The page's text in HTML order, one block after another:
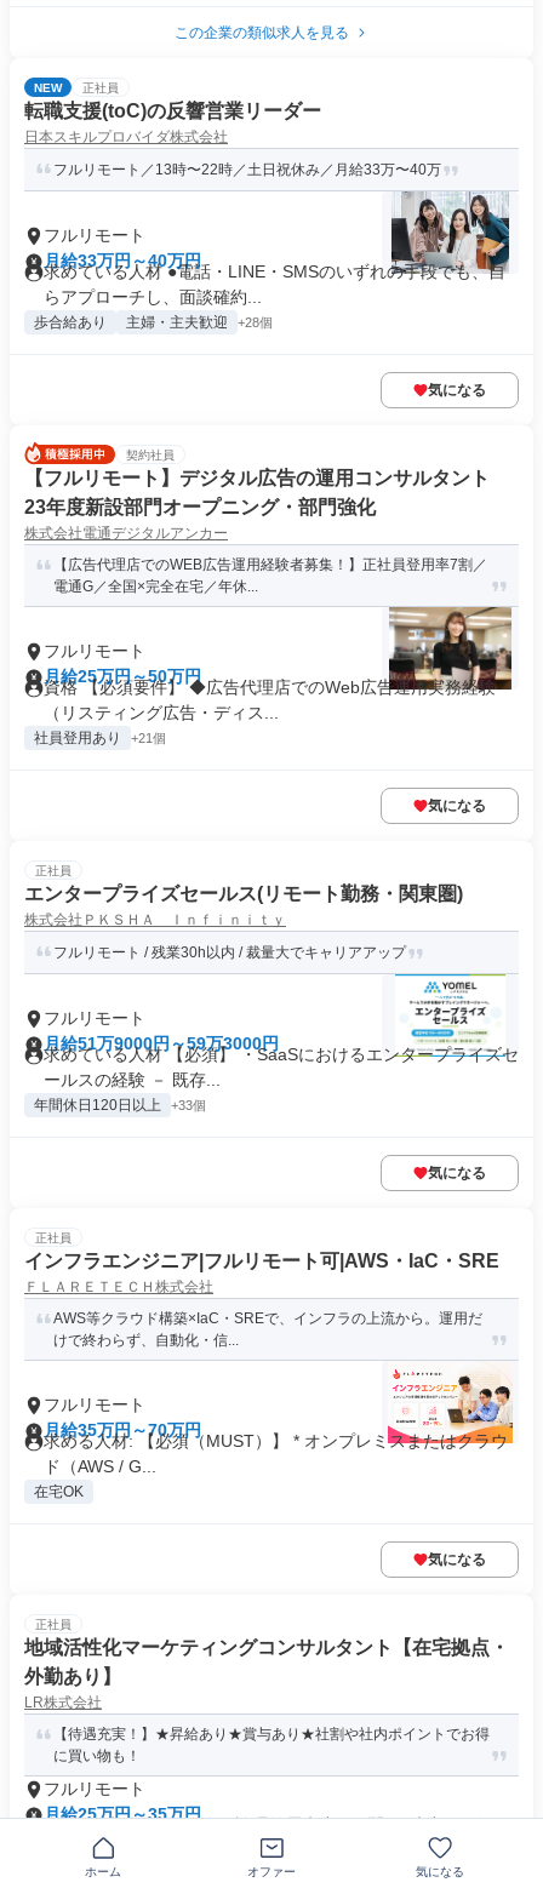
この企業の類似求人を見る
NEW 正社員
転職支援(toC)の反響営業リーダー
日本スキルプロバイダ株式会社
フルリモート／13時〜22時／土日祝休み／月給33万〜40万
フルリモート
月給33万円～40万円
求めている人材 ●電話・LINE・SMSのいずれの手段でも、自
らアプローチし、面談確約...
歩合給あり 主婦・主夫歓迎 +28個
気になる
契約社員
【フルリモート】デジタル広告の運用コンサルタント
23年度新設部門オープニング・部門強化
株式会社電通デジタルアンカー
【広告代理店でのWEB広告運用経験者募集！】正社員登用率7割／
電通G／全国×完全在宅／年休...
フルリモート
月給25万円～50万円
資格 【必須要件】 ◆広告代理店でのWeb広告運用実務経験
（リスティング広告・ディス...
社員登用あり +21個
気になる
正社員
エンタープライズセールス(リモート勤務・関東圏)
株式会社ＰＫＳＨＡ Ｉｎｆｉｎｉｔｙ
フルリモート / 残業30h以内 / 裁量大でキャリアアップ
フルリモート
月給51万9000円～59万3000円
求めている人材 【必須】 ・SaaSにおけるエンタープライズセ
ールスの経験 － 既存...
年間休日120日以上 +33個
気になる
正社員
インフラエンジニア|フルリモート可|AWS・IaC・SRE
ＦＬＡＲＥＴＥＣＨ株式会社
AWS等クラウド構築×IaC・SREで、インフラの上流から。運用だ
けで終わらず、自動化・信...
フルリモート
月給35万円～70万円
求める人材: 【必須（MUST）】 * オンプレミスまたはクラウ
ド（AWS / G...
在宅OK
気になる
正社員
地域活性化マーケティングコンサルタント【在宅拠点・
外勤あり】
LR株式会社
【待遇充実！】★昇給あり★賞与あり★社割や社内ポイントでお得
に買い物も！
フルリモート
月給25万円～35万円
資格 *《必須スキル》* ・論理的思考力 ・問題解決力 ・ビジネ
スコミュニケーション能...
交通費支給
ホーム オファー 気になる